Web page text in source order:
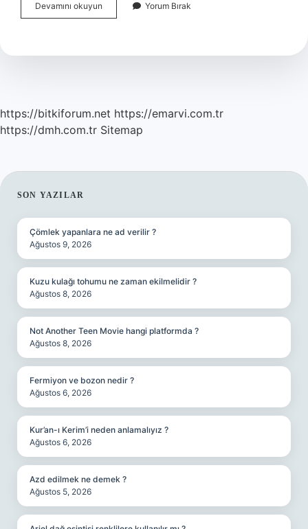
Devamını okuyun
Baskı
Yorum Bırak
https://bitkiforum.net https://emarvi.com.tr
https://dmh.com.tr Sitemap
SIDEBAR
SON YAZILAR
Çömlek yapanlara ne ad verilir ?
Ağustos 9, 2026
Kuzu kulağı tohumu ne zaman ekilmelidir ?
Ağustos 8, 2026
Not Another Teen Movie hangi platformda ?
Ağustos 8, 2026
Fermiyon ve bozon nedir ?
Ağustos 6, 2026
Kur’an-ı Kerim’i neden anlamalıyız ?
Ağustos 6, 2026
Azd edilmek ne demek ?
Ağustos 5, 2026